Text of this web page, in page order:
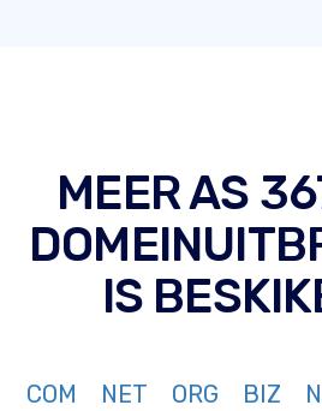
MEER AS
IS
COM NET ORG BIZ